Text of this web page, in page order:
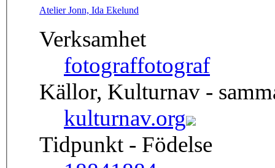
Atelier Jonn, Ida Ekelund
Verksamhet
fotograffotograf
Källor, Kulturnav -
kulturnav.org
Tidpunkt - Födelse